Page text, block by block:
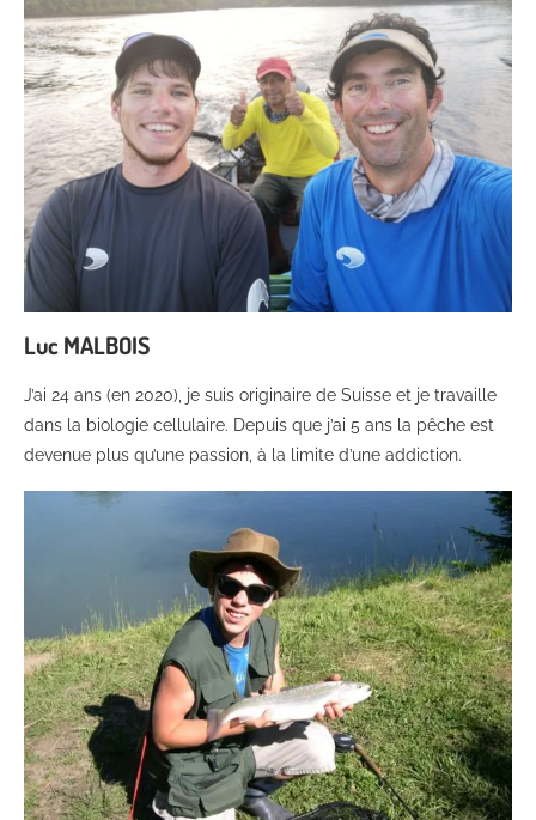
Luc MALBOIS
J’ai 24 ans (en 2020), je suis originaire de Suisse et je travaille
dans la biologie cellulaire. Depuis que j’ai 5 ans la pêche est
devenue plus qu’une passion, à la limite d’une addiction.